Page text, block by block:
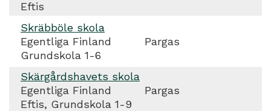
Eftis
Skräbböle skola
Egentliga Finland
Pargas
Grundskola 1-6
Skärgårdshavets skola
Egentliga Finland
Pargas
Eftis, Grundskola 1-9